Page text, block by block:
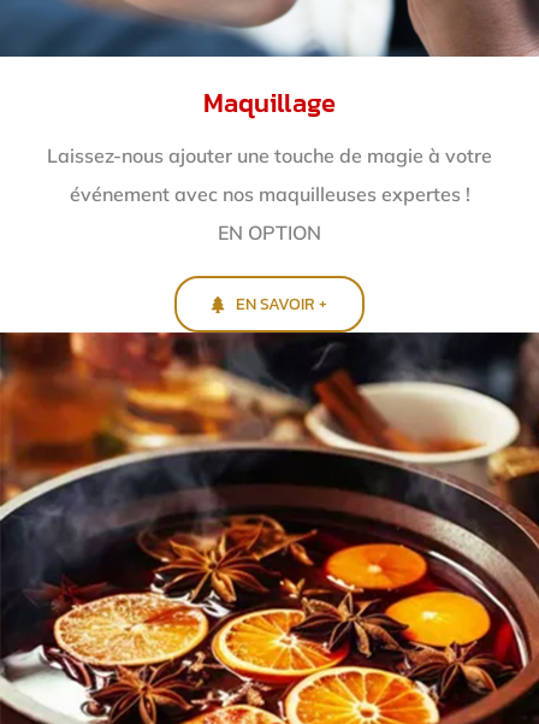
Maquillage
Laissez-nous ajouter une touche de magie à votre
événement avec nos maquilleuses expertes !
EN OPTION
EN SAVOIR +